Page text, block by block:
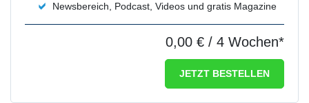
Newsbereich, Podcast, Videos und gratis Magazine
0,00 € / 4 Wochen*
JETZT BESTELLEN